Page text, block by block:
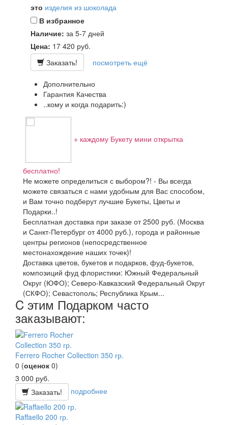
это изделия из шоколада
В избранное
Наличие: за 5-7 дней
Цена: 17 420 руб.
Заказать!
посмотреть ещё
Дополнительно
Гарантия Качества
..кому и когда подарить:)
+ каждому Букету мини открытка
бесплатно!
Не можете определиться с выбором?! - Вы всегда
можете связаться с нами удобным для Вас способом,
и Вам точно подберут лучшие Букеты, Цветы и
Подарки..!
Бесплатная доставка при заказе от 2500 руб. (Москва
и Санкт-Петербург от 4000 руб.), города и районные
центры регионов (непосредственное
местонахождение наших точек)!
Доставка цветов, букетов и подарков, фуд-букетов,
композиций фуд флористики: Южный Федеральный
Округ (ЮФО); Северо-Кавказский Федеральный Округ
(СКФО); Севастополь; Республика Крым...
C этим Подарком часто
заказывают:
Ferrero Rocher Collection 350 гр.
0 (оценок 0)
3 000 руб.
Заказать!
подробнее
Raffaello 200 гр.